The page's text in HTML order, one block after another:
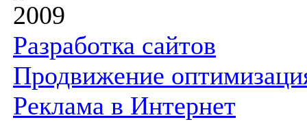
2009
Разработка сайтов
Продвижение
Реклама в Интернет